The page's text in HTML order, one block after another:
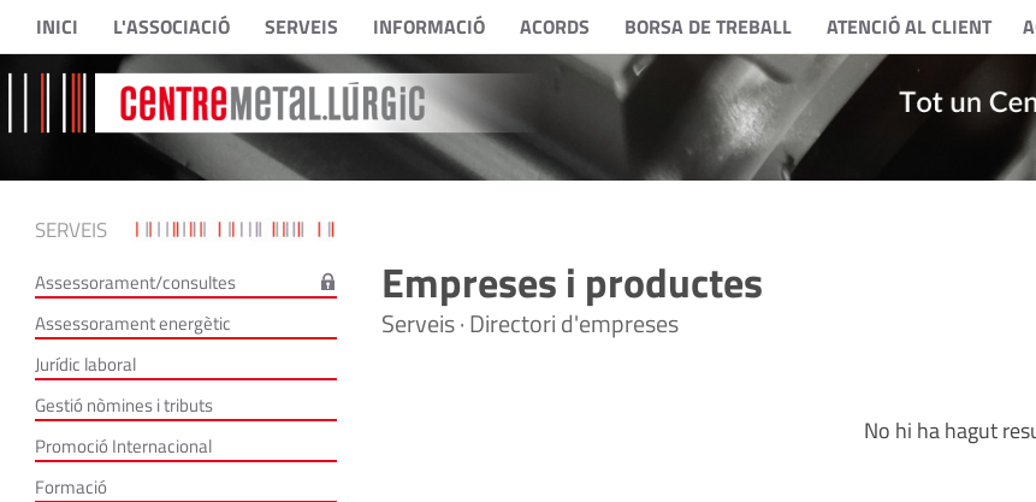
INICI L'ASSOCIACIÓ SERVEIS INFORMACIÓ ACORDS BORSA DE TREBALL ATENCIÓ AL CLIENT
SERVEIS
Assessorament/consultes
Assessorament energètic
Jurídic laboral
Gestió nòmines i tributs
Promoció Internacional
Formació
Empreses i productes
Serveis · Directori d'empreses
No hi ha hagut